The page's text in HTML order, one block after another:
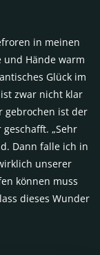
in meinen
und Hände warm
Glück im
zwar nicht klar
gebrochen ist der
„Sehr
Dann falle ich in
unserer
können muss
dieses Wunder